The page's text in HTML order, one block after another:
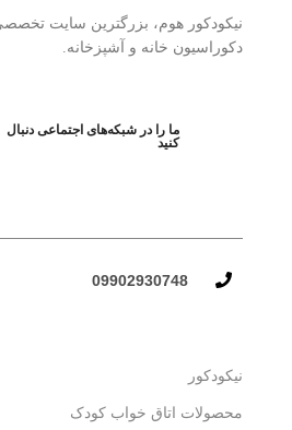
نیکودکور هوم، بزرگترین سایت
دکوراسیون خانه و آشپزخانه.
ما را در شبکه‌های اجتماعی دنبال
کنید
09902930748​
نیکودکور
محصولات اتاق خواب کودک